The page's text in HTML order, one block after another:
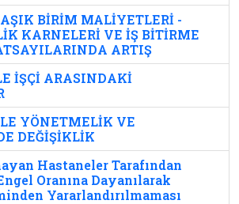
BİRİM MALİYETLERİ -
KARNELERİ VE İŞ BİTİRME
ARTIŞ
İŞÇİ ARASINDAKİ
YÖNETMELİK VE
DEĞİŞİKLİK
Hastaneler Tarafından
Oranına Dayanılarak
Yararlandırılmaması